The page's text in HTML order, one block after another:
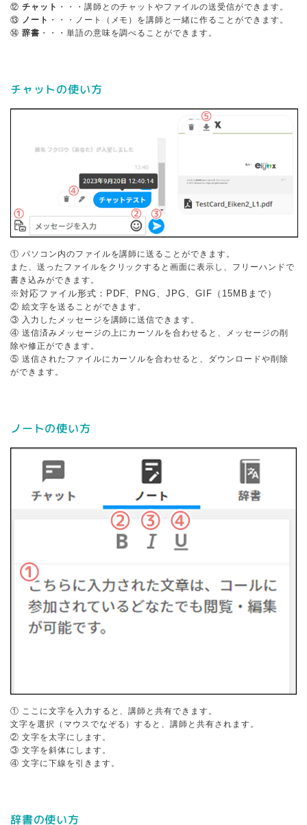
⑫ チャット ・・・講師とのチャットやファイルの送受信ができます。
⑬ ノート ・・・ノート（メモ）を講師と一緒に作ることができます。
⑭ 辞書 ・・・単語の意味を調べることができます。
チャットの使い方
① パソコン内のファイルを講師に送ることができます。
また、送ったファイルをクリックすると画面に表示し、フリーハンドで
書き込みができます。
※対応ファイル形式：PDF、PNG、JPG、GIF（15MBまで）
② 絵文字を送ることができます。
③ 入力したメッセージを講師に送信できます。
④ 送信済みメッセージの上にカーソルを合わせると、メッセージの削
除や修正ができます。
⑤ 送信されたファイルにカーソルを合わせると、ダウンロードや削除
ができます。
ノートの使い方
① ここに文字を入力すると、講師と共有できます。
文字を選択（マウスでなぞる）すると、講師と共有されます。
② 文字を太字にします。
③ 文字を斜体にします。
④ 文字に下線を引きます。
辞書の使い方